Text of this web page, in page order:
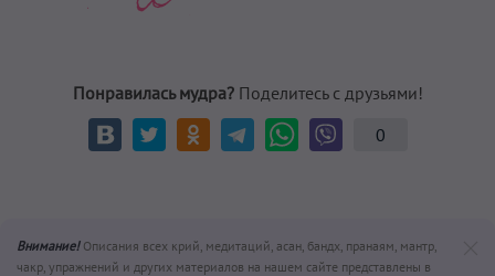
Понравилась мудра?Поделитесь с друзьями!
0
Внимание!Описания всех крий, медитаций, асан, бандх, пранаям, мантр,
чакр, упражнений и других материалов на нашем сайте представлены в